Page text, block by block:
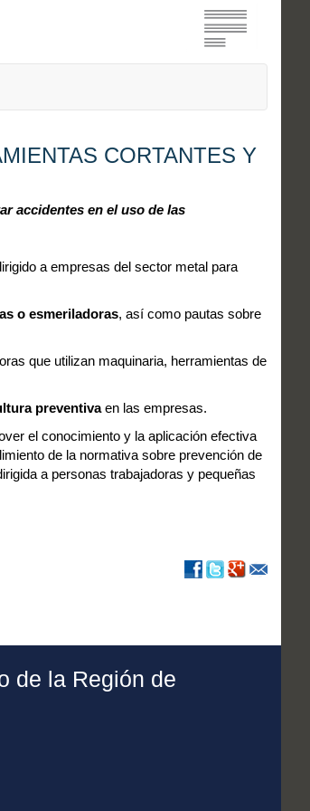
CORTANTES Y
accidentes en el uso de las
a empresas del sector metal para
o esmeriladoras, así como pautas sobre
que utilizan maquinaria, herramientas de
preventivaen las empresas.
el conocimiento y la aplicación efectiva
de la normativa sobre prevención de
a personas trabajadoras y pequeñas
de la Región de